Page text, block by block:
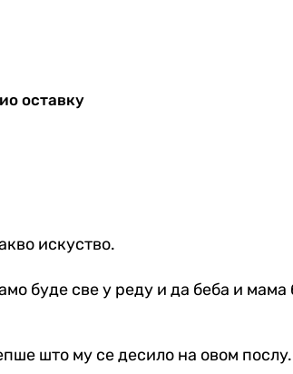
оставку
искуство.
буде све у реду и да беба и
што му се десило на овом послу.